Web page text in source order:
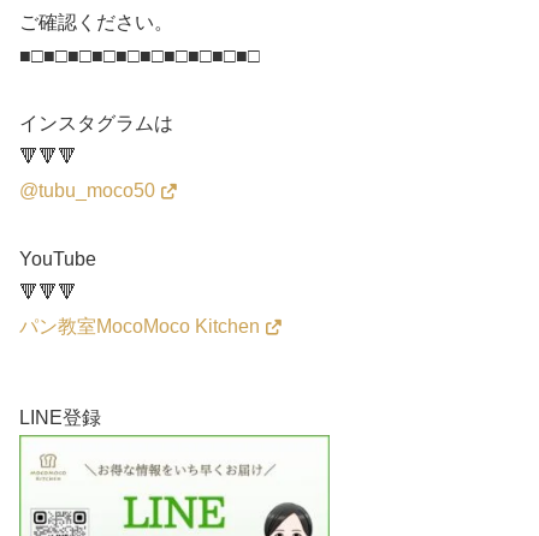
ご確認ください。
■□■□■□■□■□■□■□■□■□■□
インスタグラムは
🔻🔻🔻
@tubu_moco50
YouTube
🔻🔻🔻
パン教室MocoMoco Kitchen
LINE登録